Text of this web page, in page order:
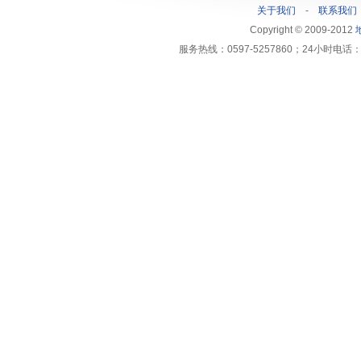
关于我们 - 联系我们
Copyright © 2009-2012
服务热线：0597-5257860；24小时电